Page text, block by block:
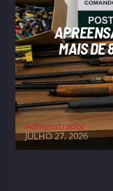
MAIS DE
Administrador
JULHO 27, 2026